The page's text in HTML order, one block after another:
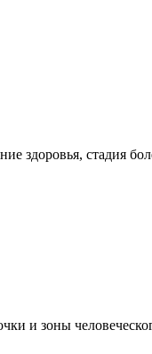
здоровья, стадия
и зоны